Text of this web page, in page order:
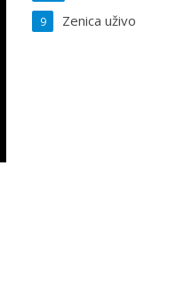
Zenica uživo
9